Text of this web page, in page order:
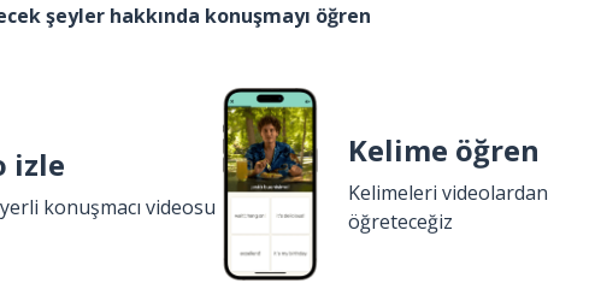
şeyler hakkında konuşmayı öğren
izle
konuşmacı videosu
Kelime öğren
Kelimeleri videolardan
öğreteceğiz